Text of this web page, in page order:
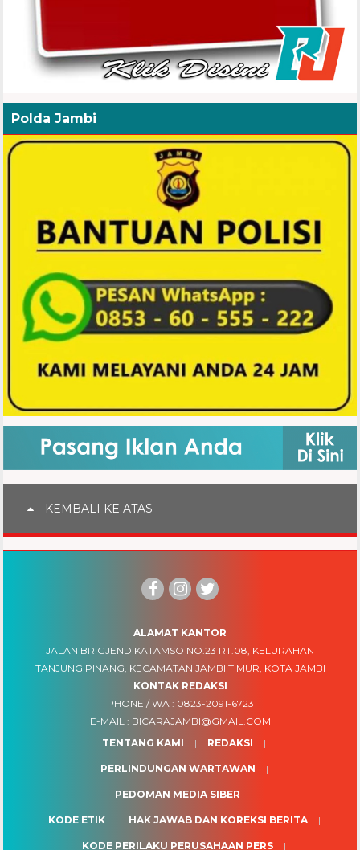
Polda Jambi
KEMBALI KE ATAS
ALAMAT KANTOR
JALAN BRIGJEND KATAMSO NO.23 RT.08, KELURAHAN
TANJUNG PINANG, KECAMATAN JAMBI TIMUR, KOTA JAMBI
KONTAK REDAKSI
PHONE / WA : 0823-2091-6723
E-MAIL : BICARAJAMBI@GMAIL.COM
TENTANG KAMI
REDAKSI
PERLINDUNGAN WARTAWAN
PEDOMAN MEDIA SIBER
KODE ETIK HAK JAWAB DAN KOREKSI BERITA
KODE PERILAKU PERUSAHAAN PERS